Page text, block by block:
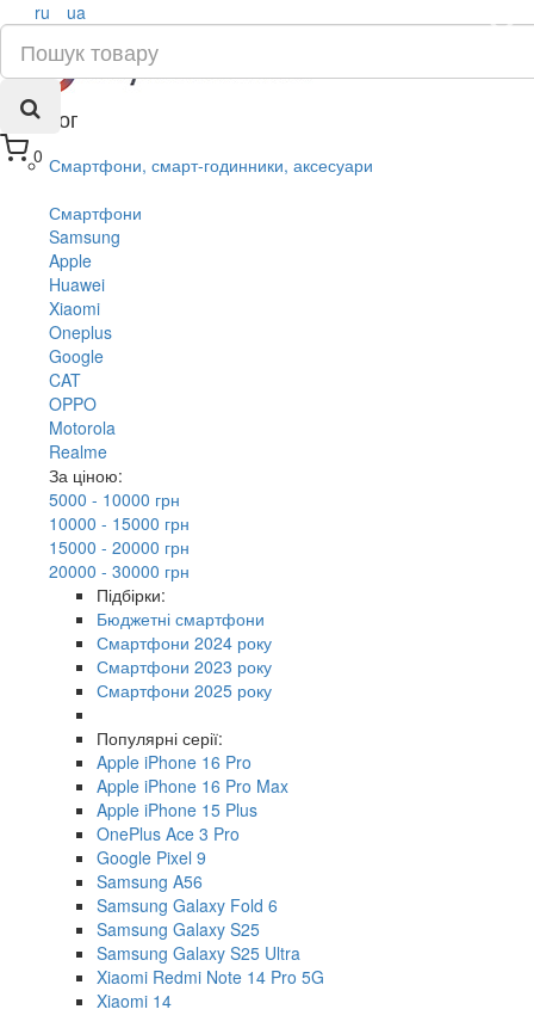
0
×
ru ua
Каталог
Смартфони, смарт-годинники, аксесуари
Смартфони
Samsung
Apple
Huawei
Xiaomi
Oneplus
Google
CAT
OPPO
Motorola
Realme
За ціною:
5000 - 10000 грн
10000 - 15000 грн
15000 - 20000 грн
20000 - 30000 грн
Підбірки:
Бюджетні смартфони
Смартфони 2024 року
Смартфони 2023 року
Смартфони 2025 року
Популярні серії:
Apple iPhone 16 Pro
Apple iPhone 16 Pro Max
Apple iPhone 15 Plus
OnePlus Ace 3 Pro
Google Pixel 9
Samsung A56
Samsung Galaxy Fold 6
Samsung Galaxy S25
Samsung Galaxy S25 Ultra
Xiaomi Redmi Note 14 Pro 5G
Xiaomi 14